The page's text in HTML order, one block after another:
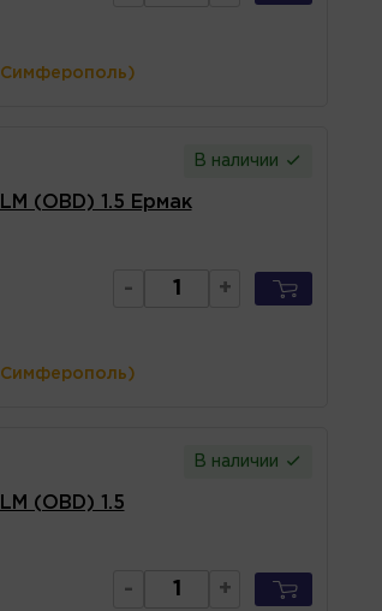
В наличии
(OBD) 1.5 Ермак
- +
В наличии
(OBD) 1.5
- +